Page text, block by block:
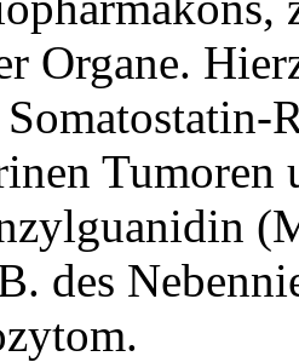
Organe.
Tumoren
des